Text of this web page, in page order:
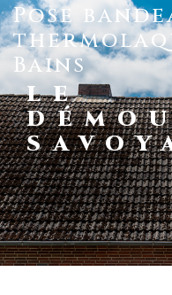
pose bandeaux
Bains
LE